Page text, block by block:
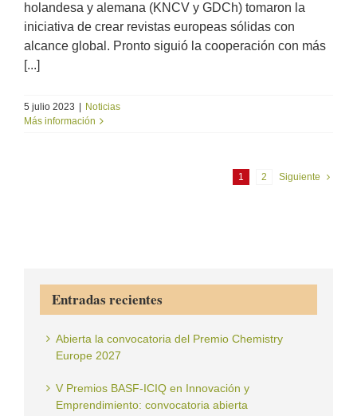
holandesa y alemana (KNCV y GDCh) tomaron la
iniciativa de crear revistas europeas sólidas con
alcance global. Pronto siguió la cooperación con más
[...]
5 julio 2023
Noticias
Más información
1 2 Siguiente
Entradas recientes
Abierta la convocatoria del Premio Chemistry
Europe 2027
V Premios BASF-ICIQ en Innovación y
Emprendimiento: convocatoria abierta